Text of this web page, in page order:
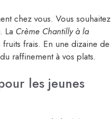
chez vous. Vous souhaitez
La Crème Chantilly à la
frais. En une dizaine de
raffinement à vos plats.
les jeunes